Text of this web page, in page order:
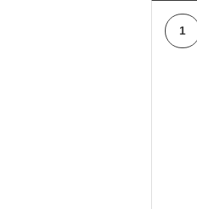
1